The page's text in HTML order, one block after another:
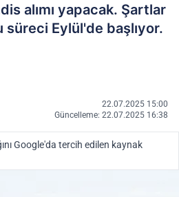
alımı yapacak. Şartlar
Eylül'de başlıyor.
22.07.2025 15:00
Güncelleme: 22.07.2025 16:38
Google'da tercih edilen kaynak